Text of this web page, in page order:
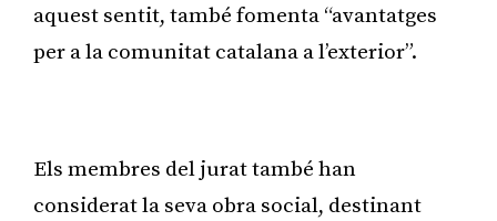
aquest sentit, també fomenta “avantatges
per a la comunitat catalana a l’exterior”.
Els membres del jurat també han
considerat la seva obra social, destinant